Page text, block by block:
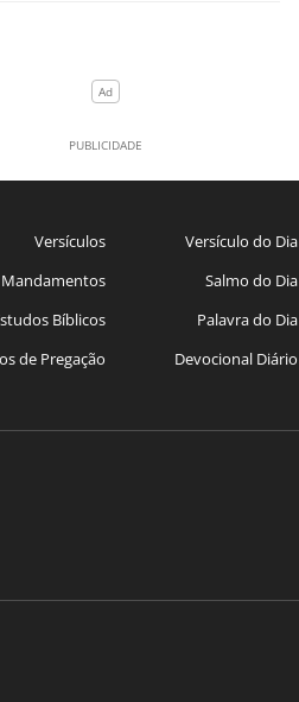
Versículos
Mandamentos
Bíblicos
de Pregação
Versículo do Dia
Salmo do Dia
Palavra do Dia
Devocional Diário